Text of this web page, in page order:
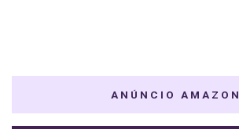
ANÚNCIO AMAZON